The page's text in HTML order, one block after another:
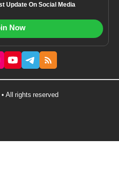
Update On Social Media
Now
All rights reserved